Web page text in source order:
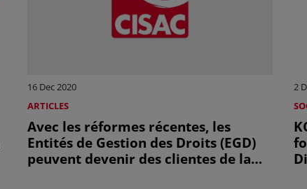
16 Dec 2020
ARTICLES
Avec les réformes récentes, les
Entités de Gestion des Droits (EGD)
peuvent devenir des clientes de la
2